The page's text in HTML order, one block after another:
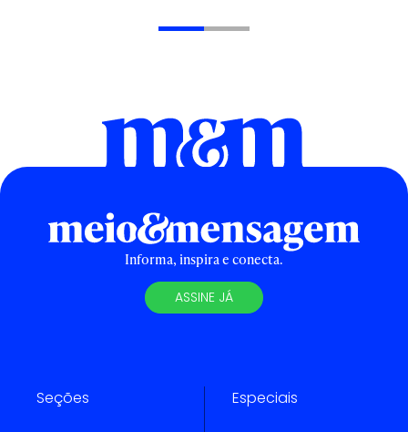
Informa, inspira e conecta.
ASSINE JÁ
Seções Especiais